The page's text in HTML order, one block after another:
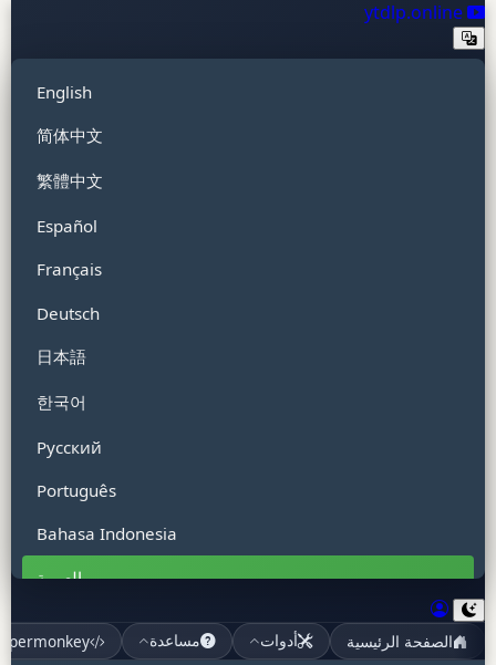
English
简体中文
繁體中文
Español
Français
Deutsch
日本語
한국어
Русский
Português
Bahasa Indonesia
العربية
हिन्दी
الصفحة الرئيسية أدوات مساعدة